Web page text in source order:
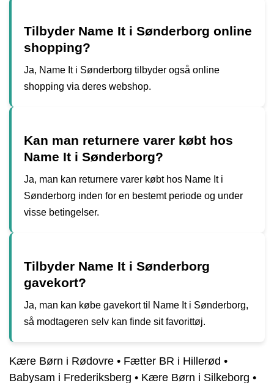
Tilbyder Name It i Sønderborg online
shopping?
Ja, Name It i Sønderborg tilbyder også online
shopping via deres webshop.
Kan man returnere varer købt hos
Name It i Sønderborg?
Ja, man kan returnere varer købt hos Name It i
Sønderborg inden for en bestemt periode og under
visse betingelser.
Tilbyder Name It i Sønderborg
gavekort?
Ja, man kan købe gavekort til Name It i Sønderborg,
så modtageren selv kan finde sit favorittøj.
Kære Børn i Rødovre • Fætter BR i Hillerød •
Babysam i Frederiksberg • Kære Børn i Silkeborg •